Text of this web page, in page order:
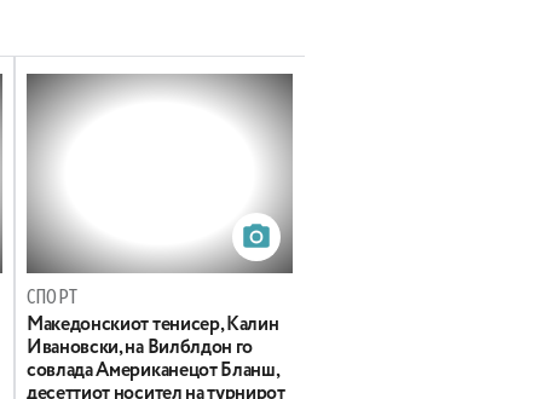
СПОРТ
Македонскиот тенисер, Калин
Ивановски, на Вилблдон го
совлада Американецот Бланш,
десеттиот носител на турнирот